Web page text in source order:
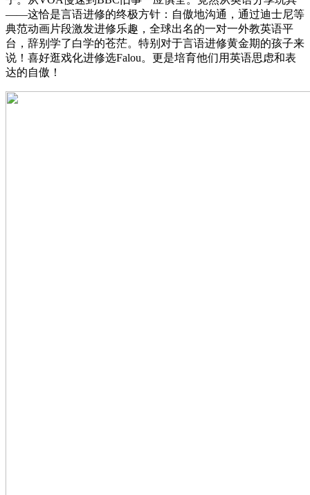
——这恰是言语进修的终极方针：自傲地沟通，通过迪士尼等
典范动画片段激发进修乐趣，全球出名的一对一外教英语平
台，辞别学了白学的苍茫。特别对于言语进修黄金期的孩子来
说！喜好逛戏化进修选Falou。更是培育他们用英语思虑和表
达的自傲！